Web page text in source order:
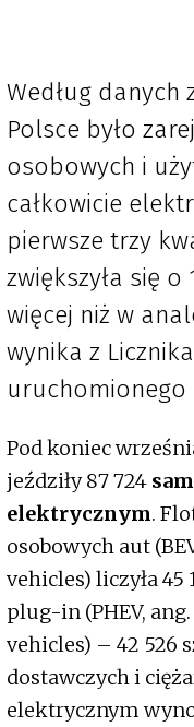
Według danych
Polsce było
osobowych i
całkowicie
pierwsze trzy
zwiększyła się o
więcej niż w
wynika z
uruchomionego
Pod koniec
jeździły 87 724
elektrycznym.
osobowych aut
vehicles) liczyła 45
plug-in (PHEV,
vehicles) – 42 526
dostawczych i
elektrycznym